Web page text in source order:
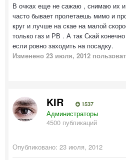
В очках еще не сажаю , снимаю их
часто бывает пролетаешь мимо и
круг и лучше на скае на малой
только газ и РВ . А так Скай
если ровно заходить на посадку.
Изменено 23 июля, 2012
KIR 1537
Администраторы
4500 публикаций
Опубликовано: 23 июля, 2012